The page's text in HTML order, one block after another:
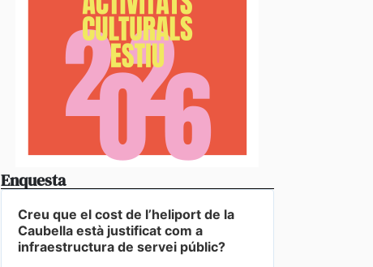
Enquesta
Creu que el cost de l’heliport de la
Caubella està justificat com a
infraestructura de servei públic?